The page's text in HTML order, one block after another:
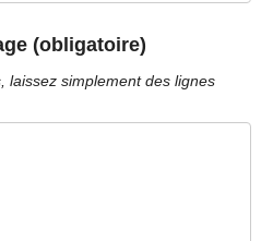
(obligatoire)
laissez simplement des lignes